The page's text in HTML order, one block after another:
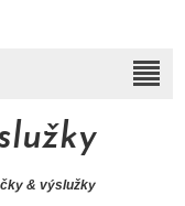
& výslužky